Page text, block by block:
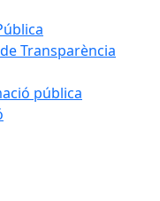
Transparència
pública